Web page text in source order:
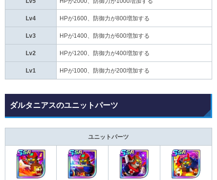
Lv4 HPが1600、防御力が800増加する
Lv3 HPが1400、防御力が600増加する
Lv2 HPが1200、防御力が400増加する
Lv1 HPが1000、防御力が200増加する
ダルタニアスのユニットパーツ
ユニットパーツ